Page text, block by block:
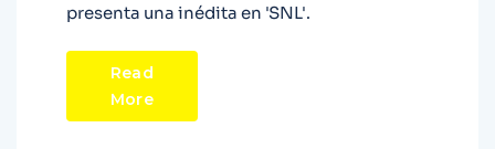
presenta una inédita en 'SNL'.
Read
More